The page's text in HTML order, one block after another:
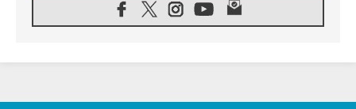
07.08.2026
Congo-Brazzaville : le 15 août, entre